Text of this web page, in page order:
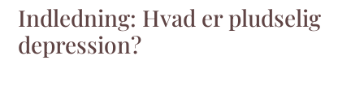
Indledning: Hvad er pludselig
depression?